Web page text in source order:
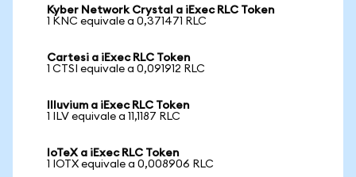
Kyber Network Crystal a iExec RLC Token
1 KNC equivale a 0,371471 RLC
Cartesi a iExec RLC Token
1 CTSI equivale a 0,091912 RLC
Illuvium a iExec RLC Token
1 ILV equivale a 11,1187 RLC
IoTeX a iExec RLC Token
1 IOTX equivale a 0,008906 RLC